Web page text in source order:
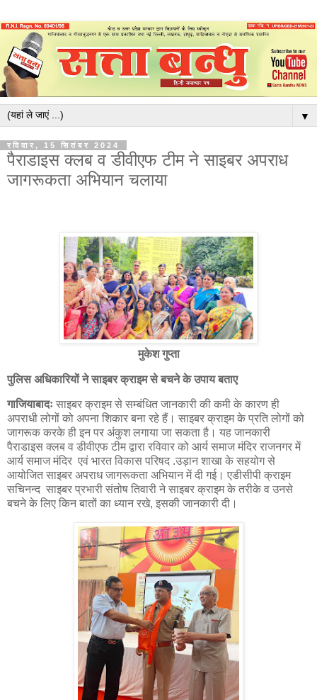
▼
रविवार, 15 सितंबर 2024
पैराडाइस क्लब व डीवीएफ टीम ने साइबर अपराध
जागरूकता अभियान चलाया
मुकेश गुप्ता
पुलिस अधिकारियों ने साइबर क्राइम से बचने के उपाय बताए
गाजियाबादः साइबर क्राइम से सम्बंधित जानकारी की कमी के कारण ही
अपराधी लोगों को अपना शिकार बना रहे हैं। साइबर क्राइम के प्रति लोगों को
जागरूक करके ही इन पर अंकुश लगाया जा सकता है। यह जानकारी
पैराडाइस क्लब व डीवीएफ टीम द्वारा रविवार को आर्य समाज मंदिर राजनगर में
आर्य समाज मंदिर एवं भारत विकास परिषद .उड़ान शाखा के सहयोग से
आयोजित साइबर अपराध जागरूकता अभियान में दी गई। एडीसीपी क्राइम
सचिनन्द साइबर प्रभारी संतोष तिवारी ने साइबर क्राइम के तरीके व उनसे
बचने के लिए किन बातों का ध्यान रखे, इसकी जानकारी दी।